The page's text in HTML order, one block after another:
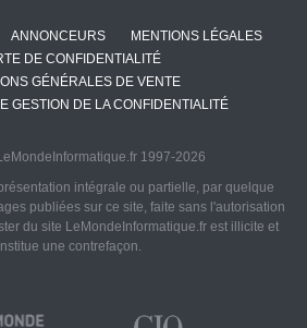
ANNONCEURS
MENTIONS LÉGALES
DE CONFIDENTIALITÉ
GÉNÉRALES DE VENTE
GESTION DE LA CONFIDENTIALITÉ
1997-2026
intégrale ou partielle, par quelque
publiées sur ce site, faite sans l'autorisation
du site LeMondeInformatique.fr est illicite et
une contrefaçon.